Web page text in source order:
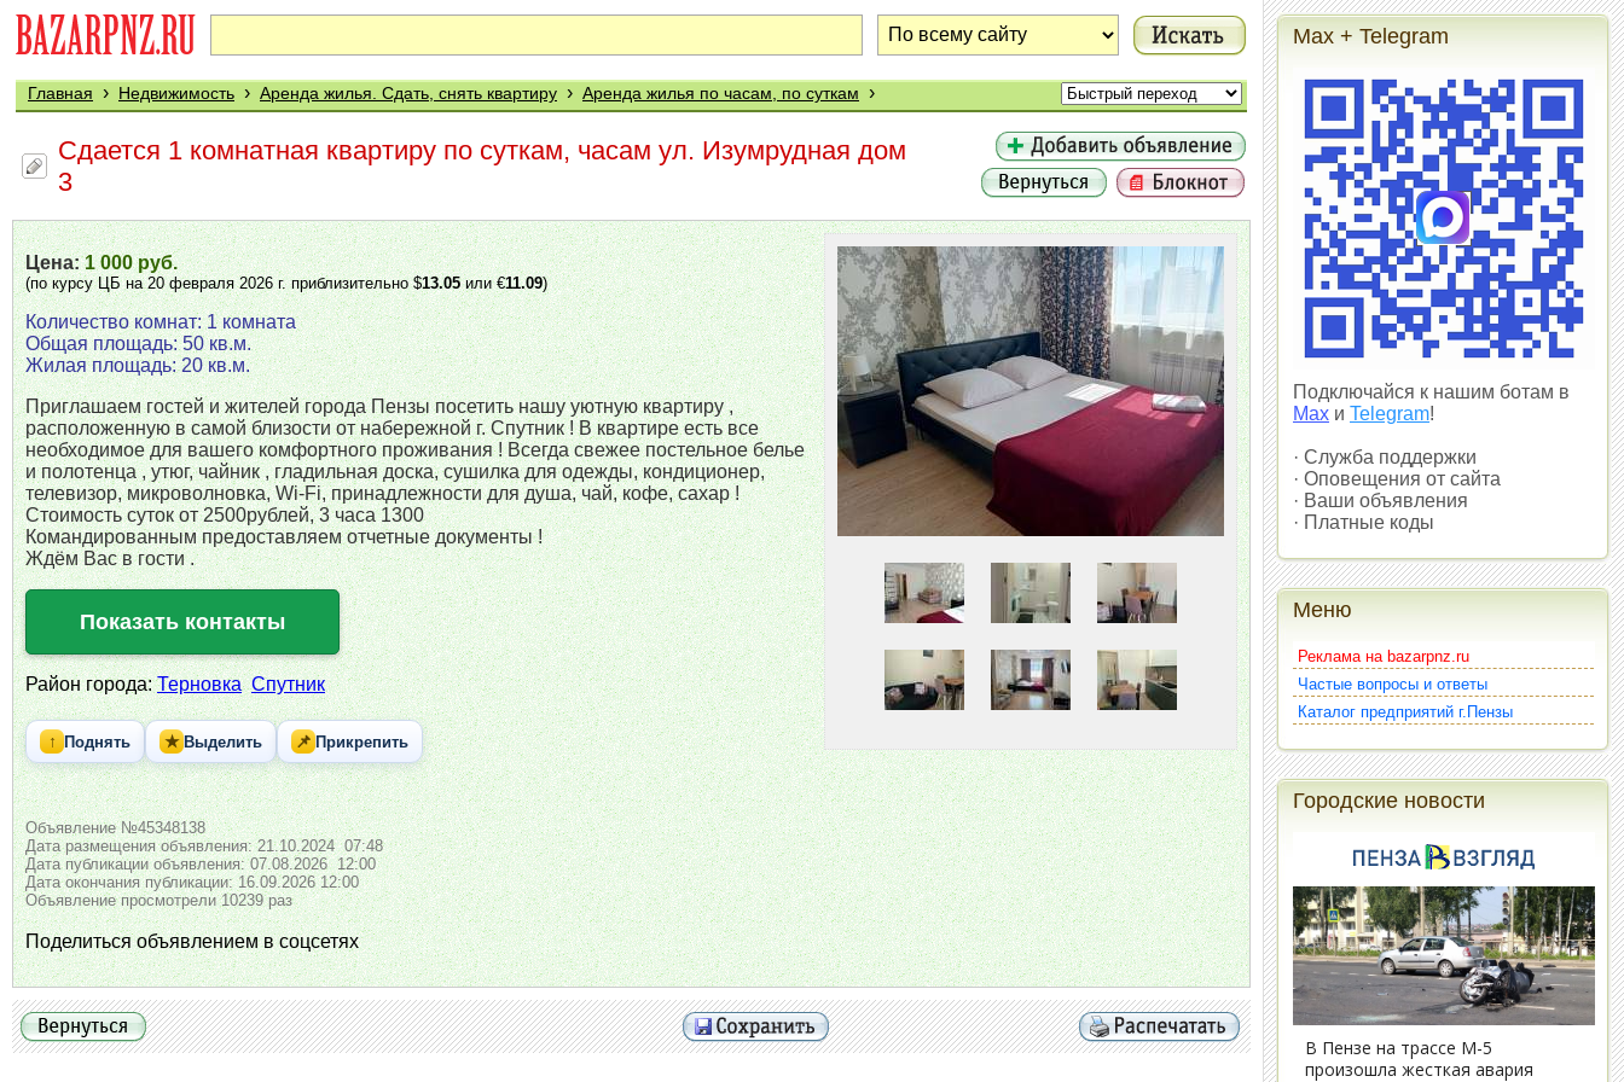
Главная › Недвижимость › Аренда жилья. Сдать, снять квартиру › Аренда жилья по часам, по суткам ›
Сдается 1 комнатная квартиру по суткам, часам ул. Изумрудная дом
3
Цена:1 000 руб.
(по курсу ЦБ на 20 февраля 2026 г. приблизительно $13.05или €11.09)
Количество комнат: 1 комната
Общая площадь: 50 кв.м.
Жилая площадь: 20 кв.м.
Приглашаем гостей и жителей города Пензы посетить нашу уютную квартиру ,
расположенную в самой близости от набережной г. Спутник ! В квартире есть все
необходимое для вашего комфортного проживания ! Всегда свежее постельное белье
и полотенца , утюг, чайник , гладильная доска, сушилка для одежды, кондиционер,
телевизор, микроволновка, Wi-Fi, принадлежности для душа, чай, кофе, сахар !
Стоимость суток от 2500рублей, 3 часа 1300
Командированным предоставляем отчетные документы !
Ждём Вас в гости .
Показать контакты
Район города:Терновка Спутник
↑ Поднять ★ Выделить 📌 Прикрепить
Объявление №45348138
Дата размещения объявления: 21.10.2024 07:48
Дата публикации объявления: 07.08.2026 12:00
Дата окончания публикации: 16.09.2026 12:00
Объявление просмотрели 10239 раз
Поделиться объявлением в соцсетях
Max + Telegram
Подключайся к нашим ботам в
Max и Telegram!
· Служба поддержки
· Оповещения от сайта
· Ваши объявления
· Платные коды
Меню
Реклама на bazarpnz.ru
Частые вопросы и ответы
Каталог предприятий г.Пензы
Городские новости